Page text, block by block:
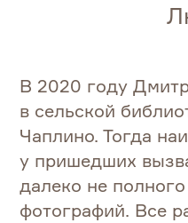
В 2020 году
в сельской
Чаплино. Тогда
у пришедших
далеко не
фотографий. Все